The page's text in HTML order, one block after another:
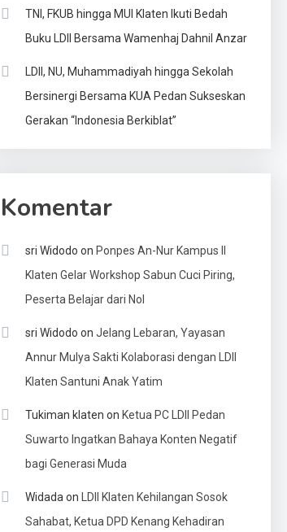
TNI, FKUB hingga MUI Klaten Ikuti Bedah
Buku LDII Bersama Wamenhaj Dahnil Anzar
LDII, NU, Muhammadiyah hingga Sekolah
Bersinergi Bersama KUA Pedan Sukseskan
Gerakan “Indonesia Berkiblat”
Komentar
sri Widodo on Ponpes An-Nur Kampus II
Klaten Gelar Workshop Sabun Cuci Piring,
Peserta Belajar dari Nol
sri Widodo on Jelang Lebaran, Yayasan
Annur Mulya Sakti Kolaborasi dengan LDII
Klaten Santuni Anak Yatim
Tukiman klaten on Ketua PC LDII Pedan
Suwarto Ingatkan Bahaya Konten Negatif
bagi Generasi Muda
Widada on
LDII Klaten Kehilangan Sosok
Sahabat, Ketua DPD Kenang Kehadiran